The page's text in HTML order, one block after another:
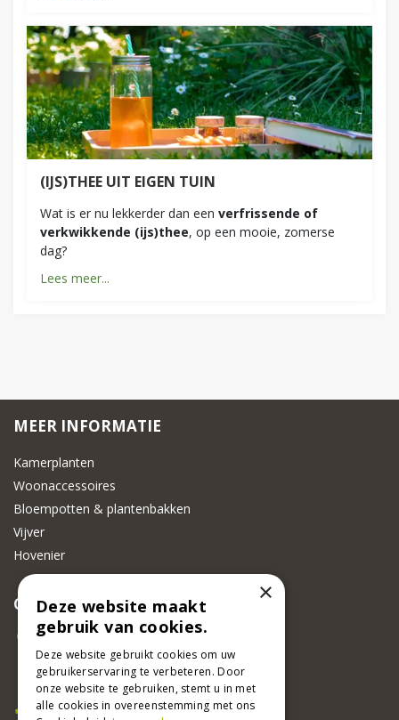
(IJS)THEE UIT EIGEN TUIN
Wat is er nu lekkerder dan een verfrissende of
verkwikkende (ijs)thee, op een mooie, zomerse
dag?
Lees meer...
MEER INFORMATIE
Kamerplanten
Woonaccessoires
Bloempotten & plantenbakken
Vijver
Hovenier
CONTACT
Beeker Tuincentrum
Adsteeg 31
6191 PW Beek
Bel ons
×
Deze website maakt
gebruik van cookies.
Deze website gebruikt cookies om uw
gebruikerservaring te verbeteren. Door
onze website te gebruiken, stemt u in met
alle cookies in overeenstemming met ons